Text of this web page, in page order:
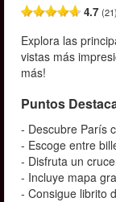
4.7 (21)
Explora las
vistas más
más!
Puntos
- Descubre París
- Escoge entre
- Disfruta un
- Incluye mapa
- Consigue librito